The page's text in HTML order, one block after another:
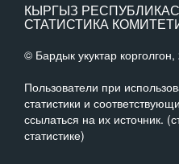
КЫРГЫЗ
СТАТИСТИКА
© Бардык укуктар
Пользователи при
статистики и
ссылаться на их источник.
статистике)